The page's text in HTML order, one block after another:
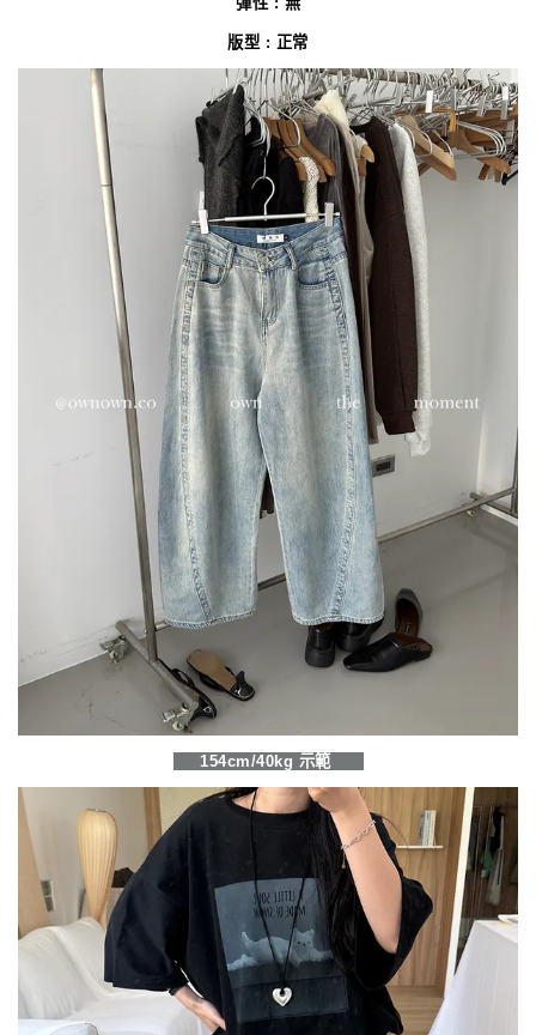
版型 : 正常
154cm/40kg 示範